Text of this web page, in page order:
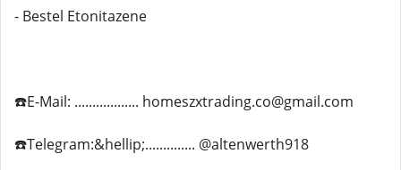
- Bestel Etonitazene
☎️E-Mail: .................. homeszxtrading.co@gmail.com
☎️Telegram:&hellip;.............. @altenwerth918